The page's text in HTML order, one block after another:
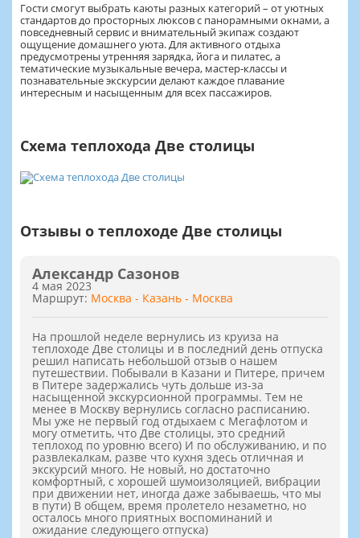
Гости смогут выбрать каюты разных категорий – от уютных
стандартов до просторных люксов с панорамными окнами, а
повседневный сервис и внимательный экипаж создают
ощущение домашнего уюта. Для активного отдыха
предусмотрены утренняя зарядка, йога и пилатес, а
тематические музыкальные вечера, мастер-классы и
познавательные экскурсии делают каждое плавание
интересным и насыщенным для всех пассажиров.
Схема теплохода Две столицы
Отзывы о теплоходе Две столицы
Александр Сазонов
4 мая 2023
Маршрут: Москва - Казань - Москва
На прошлой неделе вернулись из круиза на
теплоходе Две столицы и в последний день отпуска
решил написать небольшой отзыв о нашем
путешествии. Побывали в Казани и Питере, причем
в Питере задержались чуть дольше из-за
насыщенной экскурсионной программы. Тем не
менее в Москву вернулись согласно расписанию.
Мы уже не первый год отдыхаем с Мегафлотом и
могу отметить, что Две столицы, это средний
теплоход по уровню всего) И по обслуживанию, и по
развлекалкам, разве что кухня здесь отличная и
экскурсий много. Не новый, но достаточно
комфортный, с хорошей шумоизоляцией, вибрации
при движении нет, иногда даже забываешь, что мы
в пути) В общем, время пролетело незаметно, но
осталось много приятных воспоминаний и
ожидание следующего отпуска)